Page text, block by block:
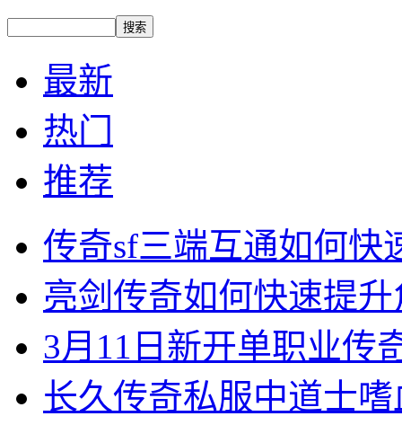
最新
热门
推荐
传奇sf三端互通如何快
亮剑传奇如何快速提
3月11日新开单职业传
长久传奇私服中道士